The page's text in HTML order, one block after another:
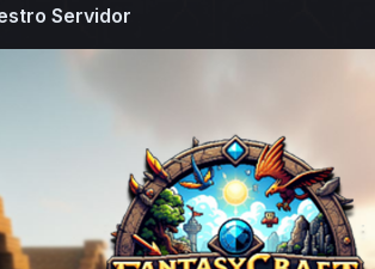
Servidor